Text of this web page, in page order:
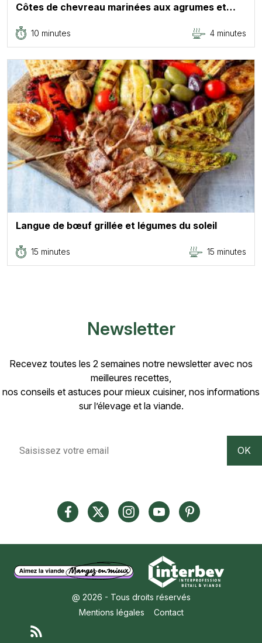
Côtes de chevreau marinées aux agrumes et…
10 minutes 4 minutes
Langue de bœuf grillée et légumes du soleil
15 minutes 15 minutes
Newsletter
Recevez toutes les 2 semaines notre newsletter avec nos
meilleures recettes,
nos conseils et astuces pour mieux cuisiner, nos informations
sur l’élevage et la viande.
@ 2026 - Tous droits réservés
Mentions légales
Contact